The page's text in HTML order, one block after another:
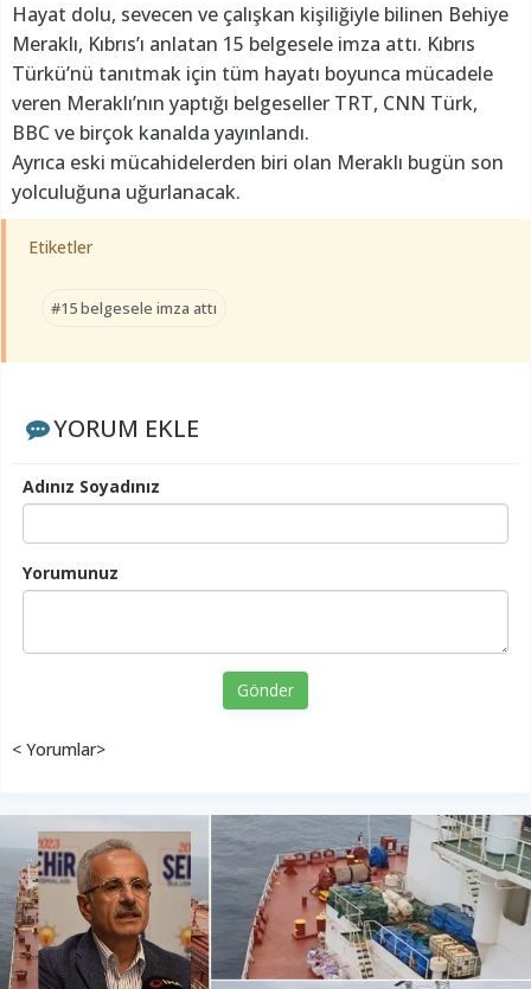
Hayat dolu, sevecen ve çalışkan kişiliğiyle bilinen Behiye
Meraklı, Kıbrıs’ı anlatan 15 belgesele imza attı. Kıbrıs
Türkü’nü tanıtmak için tüm hayatı boyunca mücadele
veren Meraklı’nın yaptığı belgeseller TRT, CNN Türk,
BBC ve birçok kanalda yayınlandı.
Ayrıca eski mücahidelerden biri olan Meraklı bugün son
yolculuğuna uğurlanacak.
Etiketler
#15 belgesele imza attı
YORUM EKLE
Adınız Soyadınız
Yorumunuz
Gönder
< Yorumlar>